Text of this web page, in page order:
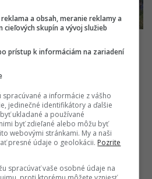
a obsah, meranie reklamy a
cieľových skupín a vývoj služieb
prístup k informáciám na zariadení
a informácie z vášho
jedinečné identifikátory a ďalšie
ukladané a používané
byť zdieľané alebo môžu byť
webovými stránkami. My a naši
presné údaje o geolokácii. Pozrite
spracúvať vaše osobné údaje na